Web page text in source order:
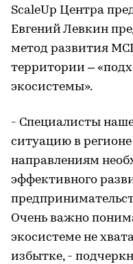
ScaleUp Центра
Евгений Левкин
метод развития
территории –
экосистемы».
- Специалисты
ситуацию в
направлениям
эффективного
Очень важно
экосистеме не
избытке, -